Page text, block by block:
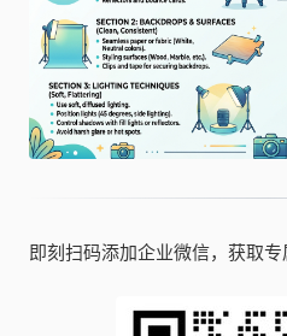
即刻扫码添加企业微信，获取